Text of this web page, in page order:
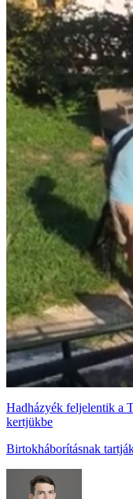
Hadházyék feljelentik a
kertjükbe
Birtokháborításnak